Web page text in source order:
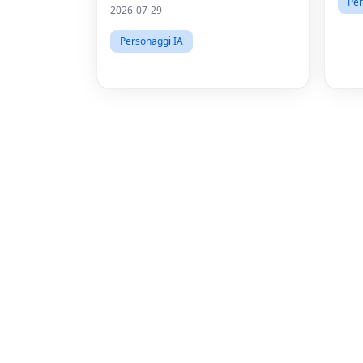
media a pagamento.
2026-07-29
Personaggi IA